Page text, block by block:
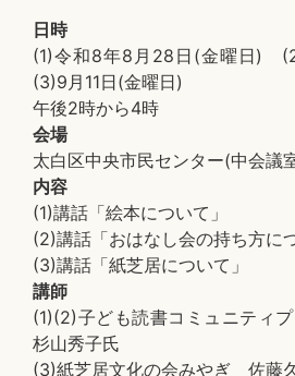
日時
(1)令和8年8月28日(金曜日)
(3)9月11日(金曜日)
午後2時から4時
会場
太白区中央市民センター(中会議
内容
(1)講話「絵本について」
(2)講話「おはなし会の持ち方に
(3)講話「紙芝居について」
講師
(1)(2)子ども読書コミュニティ
杉山秀子氏
(3)紙芝居文化の会みやぎ 佐藤